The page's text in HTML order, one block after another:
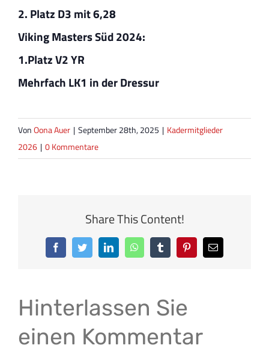
2. Platz D3 mit 6,28
Viking Masters Süd 2024:
1.Platz V2 YR
Mehrfach LK1 in der Dressur
VonOona Auer | September 28th, 2025 | Kadermitglieder
2026 | 0 Kommentare
Share This Content!
FacebookTwitterLinkedInWhatsAppTumblrPinterest
E-
Mail
Hinterlassen Sie
einen Kommentar